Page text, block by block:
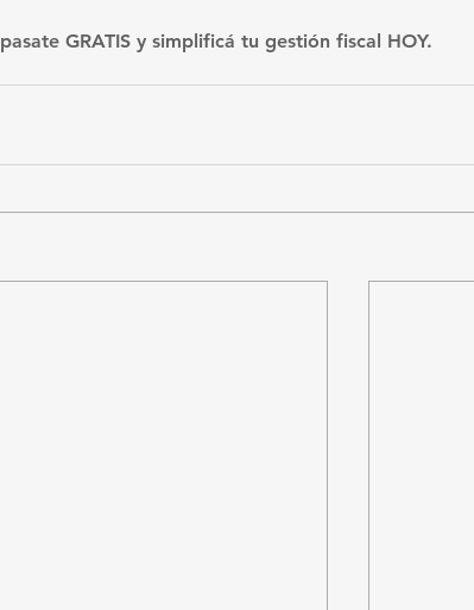
pasate GRATIS y simplificá tu gestión fiscal HOY.